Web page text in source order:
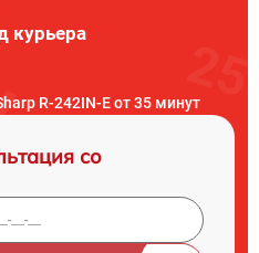
курьера
R-242IN-E от 35 минут
со